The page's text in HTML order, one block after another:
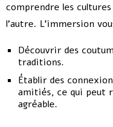
comprendre les
l’autre. L’immersion
Découvrir des
traditions.
Établir des
amitiés, ce qui peut
agréable.